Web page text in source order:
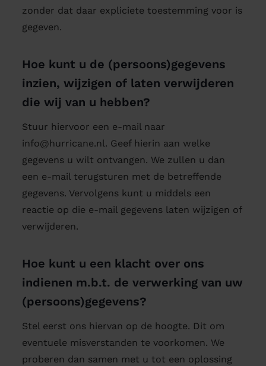
zonder dat daar expliciete toestemming voor is
gegeven.
Hoe kunt u de (persoons)gegevens
inzien, wijzigen of laten verwijderen
die wij van u hebben?
Stuur hiervoor een e-mail naar
info@hurricane.nl. Geef hierin aan welke
gegevens u wilt ontvangen. We zullen u dan
een e-mail terugsturen met de betreffende
gegevens. Vervolgens kunt u middels een
reactie op die e-mail gegevens laten wijzigen of
verwijderen.
Hoe kunt u een klacht over ons
indienen m.b.t. de verwerking van uw
(persoons)gegevens?
Stel eerst ons hiervan op de hoogte. Dit om
eventuele misverstanden te voorkomen. We
proberen dan samen met u tot een oplossing